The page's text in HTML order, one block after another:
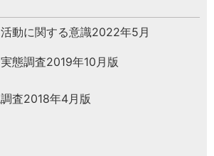
動に関する意識2022年5月
態調査2019年10月版
査2018年4月版